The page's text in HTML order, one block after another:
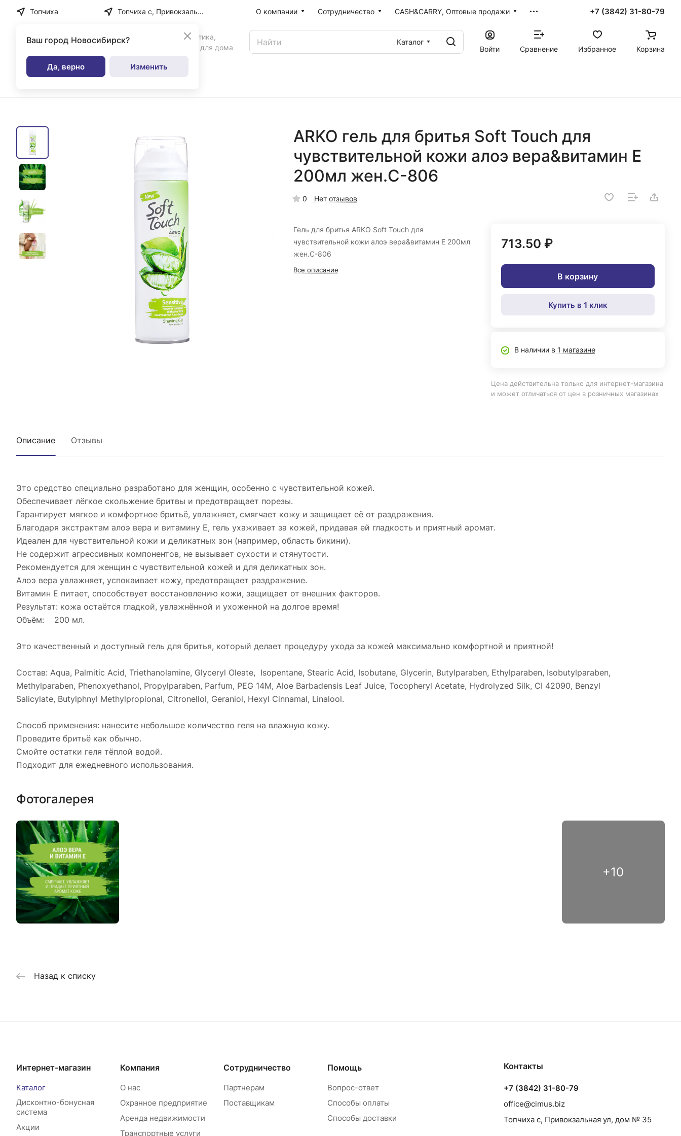
Топчиха
Ваш город Новосибирск?
Да, верно Изменить
Топчиха с, Привокзальная ул, дом № 35 О компании Сотрудничество CASH&CARRY, Оптовые продажи +7 (3842) 31-80-79
Бытовая химия, косметика,
парфюмерия и товары для дома
Каталог
Войти
Сравнение Избранное Корзина
Каталог
ARKO гель для бритья Soft Touch для
чувствительной кожи алоэ вера&витамин Е
200мл жен.C-806
0 Нет отзывов
Гель для бритья ARKO Soft Touch для
чувствительной кожи алоэ вера&витамин Е 200мл
жен.C-806
Все описание
713.50 ₽
В корзину
Купить в 1 клик
В наличии в 1 магазине
Цена действительна только для интернет-магазина
и может отличаться от цен в розничных магазинах
Описание Отзывы
Это средство специально разработано для женщин, особенно с чувствительной кожей.
Обеспечивает лёгкое скольжение бритвы и предотвращает порезы.
Гарантирует мягкое и комфортное бритьё, увлажняет, смягчает кожу и защищает её от раздражения.
Благодаря экстрактам алоэ вера и витамину Е, гель ухаживает за кожей, придавая ей гладкость и приятный аромат.
Идеален для чувствительной кожи и деликатных зон (например, область бикини).
Не содержит агрессивных компонентов, не вызывает сухости и стянутости.
Рекомендуется для женщин с чувствительной кожей и для деликатных зон.
Алоэ вера увлажняет, успокаивает кожу, предотвращает раздражение.
Витамин Е питает, способствует восстановлению кожи, защищает от внешних факторов.
Результат: кожа остаётся гладкой, увлажнённой и ухоженной на долгое время!
Объём: 200 мл.
Это качественный и доступный гель для бритья, который делает процедуру ухода за кожей максимально комфортной и приятной!
Состав: Aqua, Palmitic Acid, Triethanolamine, Glyceryl Oleate, Isopentane, Stearic Acid, Isobutane, Glycerin, Butylparaben, Ethylparaben, Isobutylparaben,
Methylparaben, Phenoxyethanol, Propylparaben, Parfum, PEG 14M, Aloe Barbadensis Leaf Juice, Tocopheryl Acetate, Hydrolyzed Silk, CI 42090, Benzyl
Salicylate, Butylphnyl Methylpropional, Citronellol, Geraniol, Hexyl Cinnamal, Linalool.
Способ применения: нанесите небольшое количество геля на влажную кожу.
Проведите бритьё как обычно.
Смойте остатки геля тёплой водой.
Подходит для ежедневного использования.
Фотогалерея
Назад к списку
Интернет-магазин
Каталог
Дисконтно-бонусная
система
Акции
Компания
О нас
Охранное предприятие
Аренда недвижимости
Транспортные услуги
Сотрудничество
Партнерам
Поставщикам
Помощь
Вопрос-ответ
Способы оплаты
Способы доставки
Контакты
+7 (3842) 31-80-79
office@cimus.biz
Топчиха с, Привокзальная ул, дом № 35